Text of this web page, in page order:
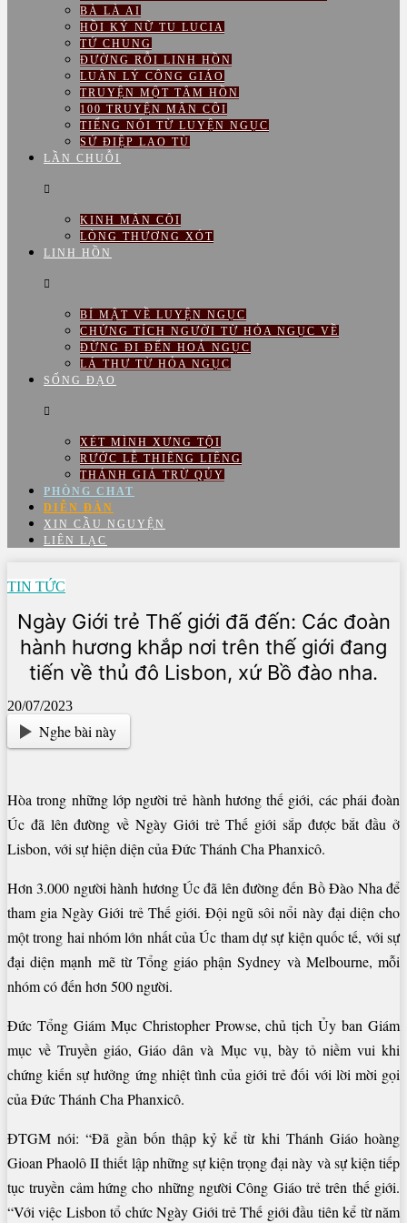
BÀ LÀ AI
HỒI KÝ NỮ TU LUCIA
TỨ CHUNG
ĐƯỜNG RỖI LINH HỒN
LUÂN LÝ CÔNG GIÁO
TRUYỆN MỘT TÂM HỒN
100 TRUYỆN MÂN CÔI
TIẾNG NÓI TỪ LUYỆN NGỤC
SỨ ĐIỆP LAO TÙ
LẦN CHUỖI
KINH MÂN CÔI
LÒNG THƯƠNG XÓT
LINH HỒN
BÍ MẬT VỀ LUYỆN NGỤC
CHỨNG TÍCH NGƯỜI TỪ HỎA NGỤC VỀ
ĐỪNG ĐI ĐẾN HOẢ NGỤC
LÁ THƯ TỪ HỎA NGỤC
SỐNG ĐẠO
XÉT MÌNH XƯNG TỘI
RƯỚC LỄ THIÊNG LIÊNG
THÁNH GIÁ TRỪ QỦY
PHÒNG CHAT
DIỄN ĐÀN
XIN CẦU NGUYỆN
LIÊN LẠC
TIN TỨC
Ngày Giới trẻ Thế giới đã đến: Các đoàn
hành hương khắp nơi trên thế giới đang
tiến về thủ đô Lisbon, xứ Bồ đào nha.
20/07/2023
Nghe bài này
Hòa trong những lớp người trẻ hành hương thế giới, các phái đoàn
Úc đã lên đường về Ngày Giới trẻ Thế giới sắp được bắt đầu ở
Lisbon, với sự hiện diện của Đức Thánh Cha Phanxicô.
Hơn 3.000 người hành hương Úc đã lên đường đến Bồ Đào Nha để
tham gia Ngày Giới trẻ Thế giới. Đội ngũ sôi nổi này đại diện cho
một trong hai nhóm lớn nhất của Úc tham dự sự kiện quốc tế, với sự
đại diện mạnh mẽ từ Tổng giáo phận Sydney và Melbourne, mỗi
nhóm có đến hơn 500 người.
Đức Tổng Giám Mục Christopher Prowse, chủ tịch Ủy ban Giám
mục về Truyền giáo, Giáo dân và Mục vụ, bày tỏ niềm vui khi
chứng kiến sự hưởng ứng nhiệt tình của giới trẻ đối với lời mời gọi
của Đức Thánh Cha Phanxicô.
ĐTGM nói: “Đã gần bốn thập kỷ kể từ khi Thánh Giáo hoàng
Gioan Phaolô II thiết lập những sự kiện trọng đại này và sự kiện tiếp
tục truyền cảm hứng cho những người Công Giáo trẻ trên thế giới.
“Với việc Lisbon tổ chức Ngày Giới trẻ Thế giới đầu tiên kể từ năm